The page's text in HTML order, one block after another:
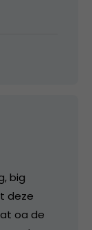
big
deze
oa de